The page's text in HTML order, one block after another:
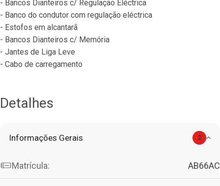
- Bancos Dianteiros c/ Regulação Eléctrica
- Banco do condutor com regulação eléctrica
- Estofos em alcantarã
- Bancos Dianteiros c/ Memória
- Jantes de Liga Leve
- Cabo de carregamento
Detalhes
Informações Gerais 2
Matrícula: AB66AC